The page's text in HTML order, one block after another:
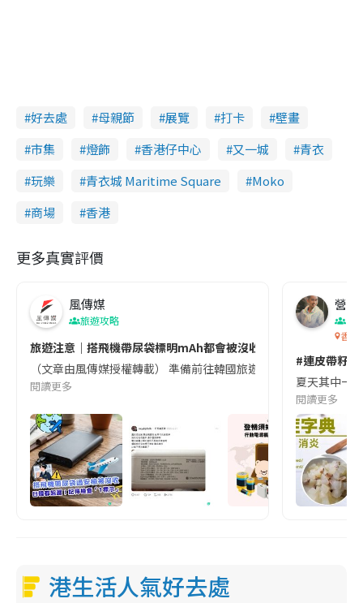
好去處 母親節 展覽 打卡
壁畫
市集
燈飾 香港仔中心 又一城
青衣
玩樂
青衣城 Maritime Square
Moko
商場
香港
更多真實評價
風傳媒
旅遊攻略
旅遊注意｜搭飛機帶尿袋標明mAh都會被沒收😱出發前切記檢查
（文章由風傳媒授權轉載） 準備前往韓國旅遊的民眾，近期要
閱讀更多
營養
香港
#連皮帶籽
夏天其中一
閱讀更多
港生活人氣好去處